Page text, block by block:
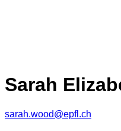
Sarah
sarah.wood@epfl.ch